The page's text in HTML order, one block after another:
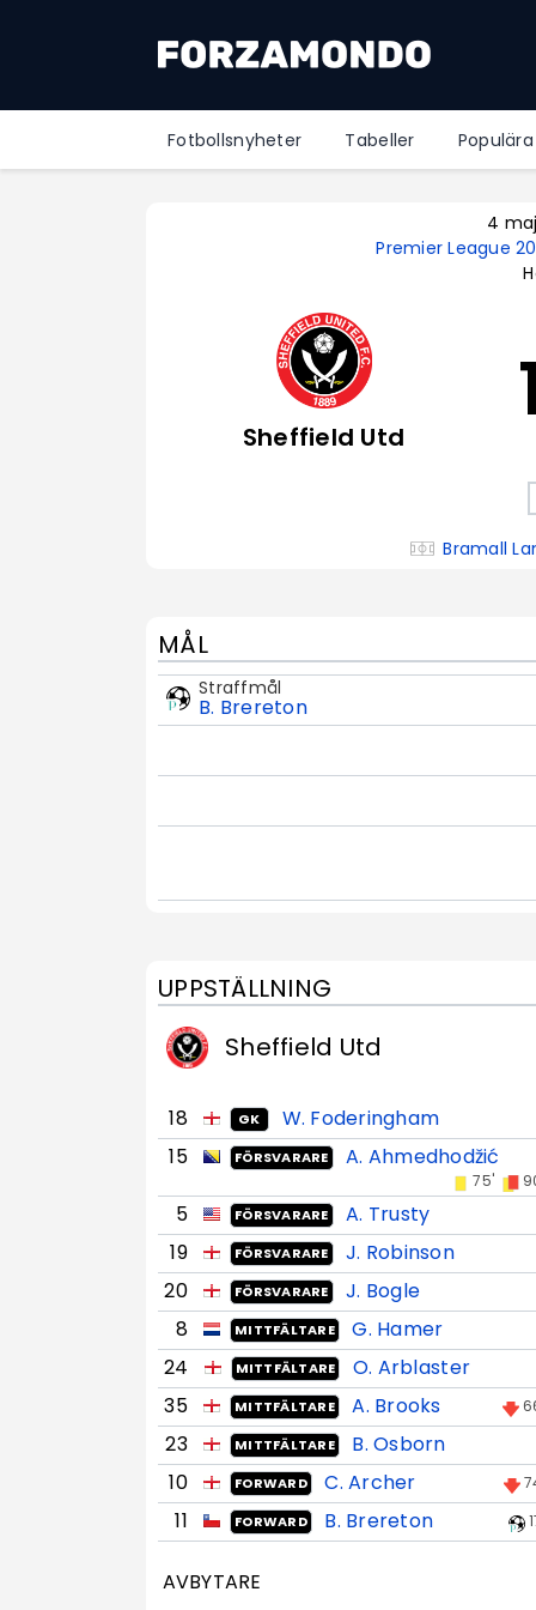
Fotbollsnyheter Tabeller
4
Premier League
Sheffield Utd
Bramall
MÅL
Straffmål
B. Brereton
UPPSTÄLLNING
Sheffield Utd
18 GK
W. Foderingham
15
FÖRSVARARE A. Ahmedhodžić
75'
5 FÖRSVARARE
A. Trusty
19
FÖRSVARARE
J. Robinson
20
FÖRSVARARE
J. Bogle
8
MITTFÄLTARE
G. Hamer
24
MITTFÄLTARE
O. Arblaster
35
MITTFÄLTARE A. Brooks
23 MITTFÄLTARE
B. Osborn
10
FORWARD C. Archer
11 FORWARD B. Brereton
AVBYTARE